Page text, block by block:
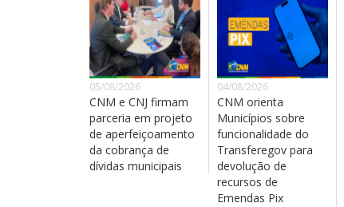
05/08/2026
CNM e CNJ firmam
parceria em projeto
de aperfeiçoamento
da cobrança de
dívidas municipais
04/08/2026
CNM orienta
Municípios sobre
funcionalidade do
Transferegov para
devolução de
recursos de
Emendas Pix